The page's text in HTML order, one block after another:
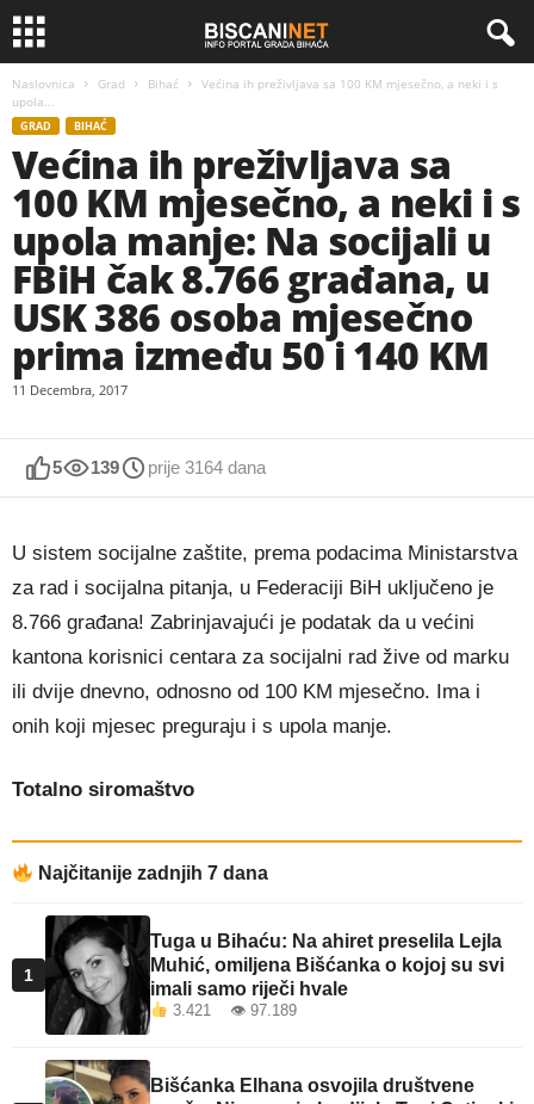
Naslovnica Grad Bihać
Većina ih preživljava sa 100 KM mjesečno, a neki i s
upola...
GRAD BIHAĆ
Većina ih preživljava sa
100 KM mjesečno, a neki i s
upola manje: Na socijali u
FBiH čak 8.766 građana, u
USK 386 osoba mjesečno
prima između 50 i 140 KM
11 Decembra, 2017
5 139 prije 3164 dana
U sistem socijalne zaštite, prema podacima Ministarstva
za rad i socijalna pitanja, u Federaciji BiH uključeno je
8.766 građana! Zabrinjavajući je podatak da u većini
kantona korisnici centara za socijalni rad žive od marku
ili dvije dnevno, odnosno od 100 KM mjesečno. Ima i
onih koji mjesec preguraju i s upola manje.
Totalno siromaštvo
Najčitanije zadnjih 7 dana
1
Tuga u Bihaću: Na ahiret preselila Lejla
Muhić, omiljena Bišćanka o kojoj su svi
imali samo riječi hvale
3.421 👁 97.189
Bišćanka Elhana osvojila društvene